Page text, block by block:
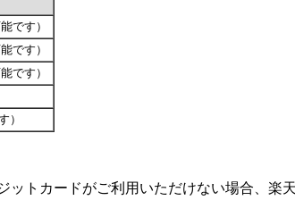
です）
です）
です）
）
ットカードがご利用いただけない場合、